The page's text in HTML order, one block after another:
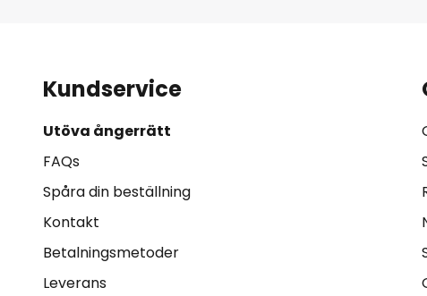
Kundservice
Utöva ångerrätt
FAQs
Spåra din beställning
Kontakt
Betalningsmetoder
Leverans